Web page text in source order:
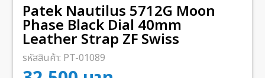
Patek Nautilus 5712G Moon
Phase Black Dial 40mm
Leather Strap ZF Swiss
รหัสสินค้า: PT-01089